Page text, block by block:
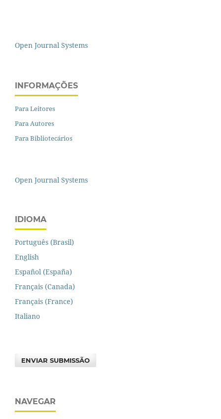
Open Journal Systems
INFORMAÇÕES
Para Leitores
Para Autores
Para Bibliotecários
Open Journal Systems
IDIOMA
Português (Brasil)
English
Español (España)
Français (Canada)
Français (France)
Italiano
ENVIAR SUBMISSÃO
NAVEGAR